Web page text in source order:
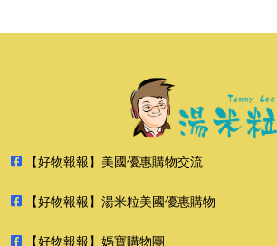
【好物報報】美國優惠購物交流
【好物報報】湯米粒美國優惠購物
【好物報報】媽寶購物團